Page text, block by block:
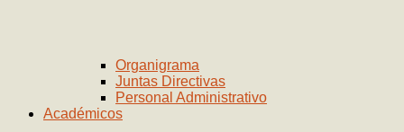
Organigrama
Juntas Directivas
Personal Administrativo
Académicos